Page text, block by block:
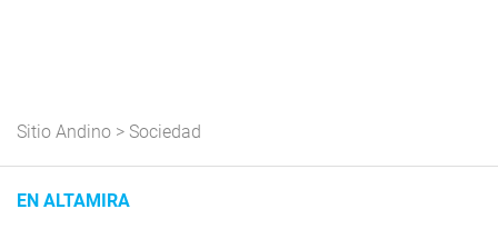
Sitio Andino > Sociedad
EN ALTAMIRA